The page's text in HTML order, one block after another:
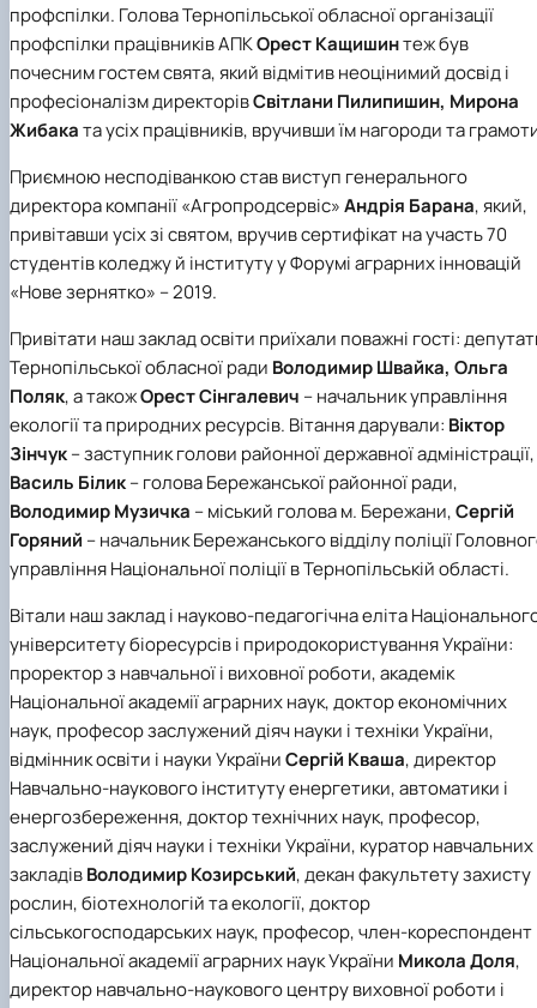
профспілки. Голова Тернопільської обласної організації
профспілки працівників АПКОрест Кащишинтеж був
почесним гостем свята, який відмітив неоцінимий досвід і
професіоналізм директорівСвітлани Пилипишин, Мирона
Жибаката усіх працівників, вручивши їм нагороди та
Приємною несподіванкою став виступ генерального
директора компанії «Агропродсервіс»Андрія Барана, який,
привітавши усіх зі святом, вручив сертифікат на участь 70
студентів коледжу й інституту у Форумі аграрних інновацій
«Нове зернятко» – 2019.
Привітати наш заклад освіти приїхали поважні гості:
Тернопільської обласної ради Володимир Швайка, Ольга
Поляк, а такожОрест Сінгалевич – начальник управління
екології та природних ресурсів. Вітання дарували: Віктор
Зінчук– заступник голови районної державної адміністрації,
Василь Білик– голова Бережанської районної ради,
Володимир Музичка – міський голова м. Бережани,Сергій
Горяний – начальник Бережанського відділу поліції
управління Національної поліції в Тернопільській області.
Вітали наш заклад і науково-педагогічна еліта
університету біоресурсів і природокористування України:
проректор з навчальної і виховної роботи, академік
Національної академії аграрних наук, доктор економічних
наук, професор заслужений діяч науки і техніки України,
відмінник освіти і науки УкраїниСергій Кваша, директор
Навчально-наукового інституту енергетики, автоматики і
енергозбереження, доктор технічних наук, професор,
заслужений діяч науки і техніки України, куратор навчальних
закладівВолодимир Козирський, декан факультету захисту
рослин, біотехнологій та екології, доктор
сільськогосподарських наук, професор, член-кореспондент
Національної академії аграрних наук України Микола Доля,
директор навчально-наукового центру виховної роботи і